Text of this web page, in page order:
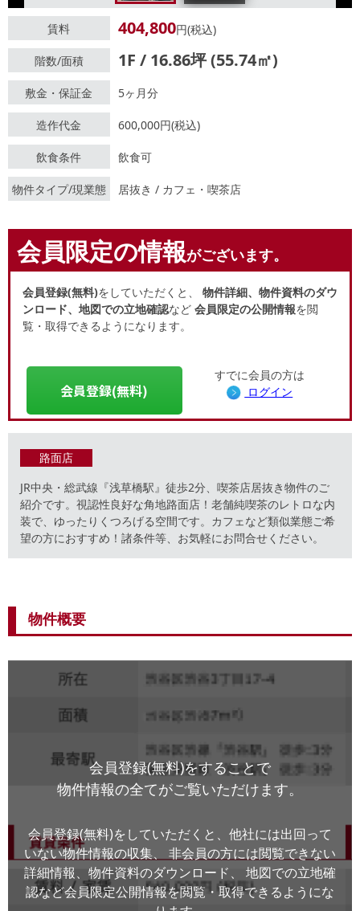
賃料 404,800円(税込)
階数/面積 1F / 16.86坪 (55.74㎡)
敷金・保証金 5ヶ月分
造作代金 600,000円(税込)
飲食条件 飲食可
物件タイプ/現業態 居抜き / カフェ・喫茶店
会員限定の情報がございます。
会員登録(無料)をしていただくと、 物件詳細、物件資料のダウ
ンロード、地図での立地確認など 会員限定の公開情報を閲
覧・取得できるようになります。
会員登録(無料)
すでに会員の方は
ログイン
路面店
JR中央・総武線『浅草橋駅』徒歩2分、喫茶店居抜き物件のご
紹介です。視認性良好な角地路面店！老舗純喫茶のレトロな内
装で、ゆったりくつろげる空間です。カフェなど類似業態ご希
望の方におすすめ！諸条件等、お気軽にお問合せください。
物件概要
会員登録(無料)をすることで
物件情報の全てがご覧いただけます。
会員登録(無料)をしていただくと、他社には出回って
いない物件情報の収集、
非会員の方には閲覧できない
詳細情報、物件資料のダウンロード、
地図での立地確
認など会員限定公開情報を閲覧・取得できるようにな